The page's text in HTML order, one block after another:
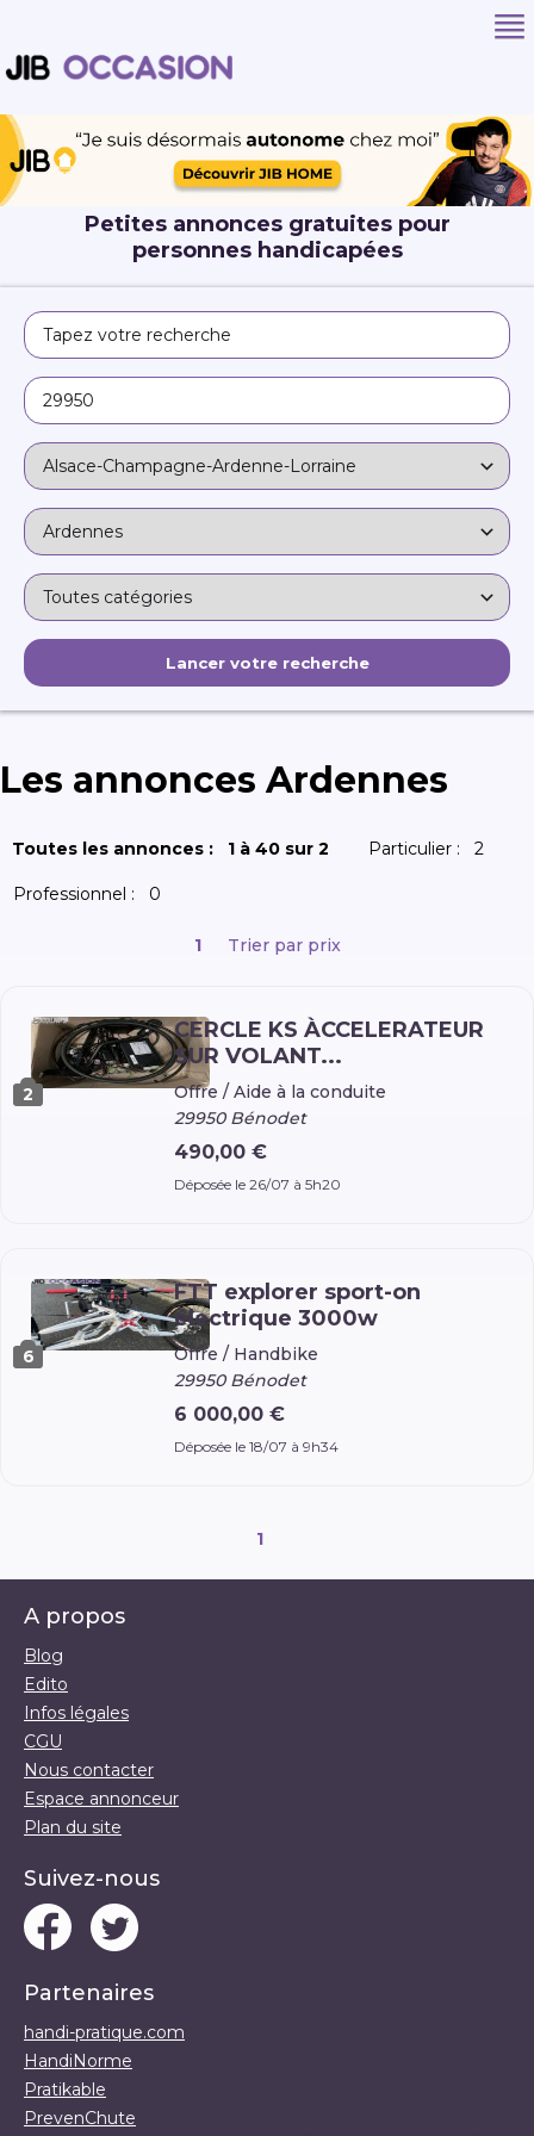
Petites annonces gratuites pour
personnes handicapées
Les annonces Ardennes
Toutes les annonces : 1 à 40 sur 2 Particulier : 2
Professionnel : 0
1 Trier par prix
2
CERCLE KS ÀCCELERATEUR
SUR VOLANT...
Offre / Aide à la conduite
29950 Bénodet
490,00 €
Déposée le 26/07 à 5h20
6
FTT explorer sport-on
électrique 3000w
Offre / Handbike
29950 Bénodet
6 000,00 €
Déposée le 18/07 à 9h34
1
A propos
Blog
Edito
Infos légales
CGU
Nous contacter
Espace annonceur
Plan du site
Suivez-nous
Partenaires
handi-pratique.com
HandiNorme
Pratikable
PrevenChute